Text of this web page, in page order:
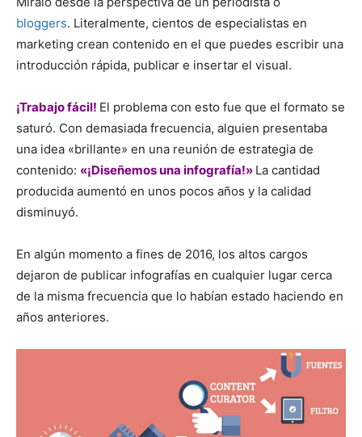
bloggers. Literalmente, cientos de especialistas en
marketing crean contenido en el que puedes escribir una
introducción rápida, publicar e insertar el visual.
¡Trabajo fácil! El problema con esto fue que el formato se
saturó. Con demasiada frecuencia, alguien presentaba
una idea «brillante» en una reunión de estrategia de
contenido: «¡Diseñemos una infografía!» La cantidad
producida aumentó en unos pocos años y la calidad
disminuyó.
En algún momento a fines de 2016, los altos cargos
dejaron de publicar infografías en cualquier lugar cerca
de la misma frecuencia que lo habían estado haciendo en
años anteriores.